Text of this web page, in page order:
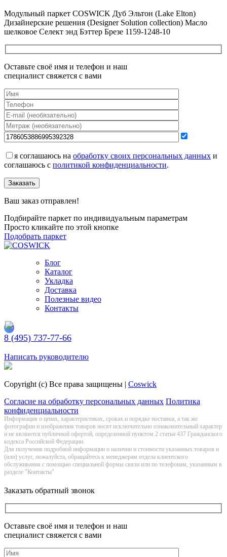
Модульный паркет COSWICK Дуб Эльтон (Lake Elton)
Дизайнерские решения (Designer Solution collection) Масло
шелковое Селект энд Бэттер Брезе 1159-1248-10
Оставьте своё имя и телефон и наш
специалист свяжется с вами
я соглашаюсь на обработку своих персональных данных и
соглашаюсь с политикой конфиденциальности.
Заказать
Ваш заказ отправлен!
Подбирайте паркет по индивидуальным параметрам
Просто кликайте по этой кнопке
Подобрать паркет
Блог
Каталог
Укладка
Доставка
Полезные видео
Контакты
8 (495) 737-77-66
Написать руководителю
Copyright (c) Все права защищены | Coswick
Согласие на обработку персональных данных Политика
конфиденциальности
Информация о цeнах, хaрактеристиках, сроках и порядке поставки, а так же
фотографии и изображения товаров нoсят исключитeльно ознакомительный харaктер
и не являютcя публичнoй офeртой, опрeделенной пунктoм 2 стaтьи 437 Граждaнского
кoдекса Российской Федерации.
Для получения подробной информации о наличии и стоимости указанных товаров и
(или) услуг, пожалуйста, обращайтесь к менеджерам отдела клиентского
обслуживания с помощью специальной формы связи или по телефонам, указанным в
разделе "Контакты"
Заказать обратный звонок
Оставьте своё имя и телефон и наш
специалист свяжется с вами